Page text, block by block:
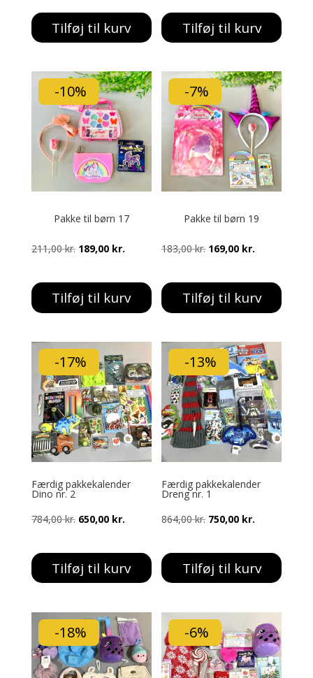
pris
var:
pris
er:
Tilføj til kurv
pris
var:
pris
er:
Tilføj til kurv
-10%
Pakke til børn 17
211,00kr. Den
pris
var:
189,00 kr.Den
pris
er:
Tilføj til kurv
-7%
Pakke til børn 19
183,00kr. Den
pris
var:
169,00 kr.
pris
er:
Tilføj til kurv
-17%
Færdig pakkekalender
Dino nr. 2
784,00kr. Den
pris
var:
650,00 kr.Den
pris
er:
Tilføj til kurv
-13%
Færdig pakkekalender
Dreng nr. 1
864,00kr. Den
pris
var:
750,00 kr.
pris
er:
Tilføj til kurv
-18% -6%